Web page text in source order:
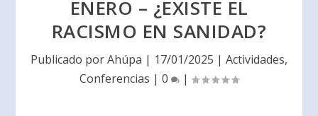
ENERO – ¿EXISTE EL
RACISMO EN SANIDAD?
Publicado porAhúpa | 17/01/2025 | Actividades,
Conferencias | 0 |